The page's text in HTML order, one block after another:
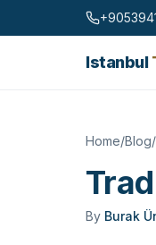
Skip to content
Istanbul
Home/Blog/
By Burak